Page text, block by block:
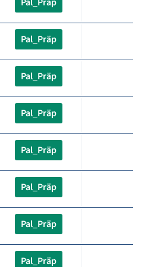
Pal_Präp
Pal_Präp
Pal_Präp
Pal_Präp
Pal_Präp
Pal_Präp
Pal_Präp